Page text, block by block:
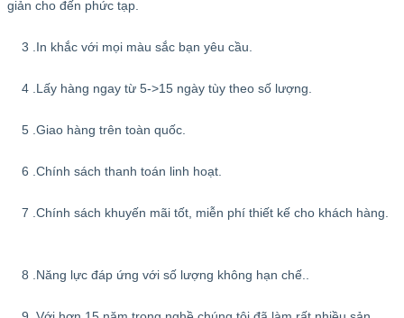
giản cho đến phức tạp.
3 .In khắc với mọi màu sắc bạn yêu cầu.
4 .Lấy hàng ngay từ 5->15 ngày tùy theo số lượng.
5 .Giao hàng trên toàn quốc.
6 .Chính sách thanh toán linh hoạt.
7 .Chính sách khuyến mãi tốt, miễn phí thiết kế cho khách hàng.
8 .Năng lực đáp ứng với số lượng không hạn chế..